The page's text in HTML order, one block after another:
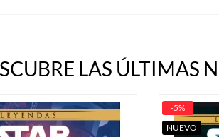
LAS ÚLTIMAS
-5%
NUEVO